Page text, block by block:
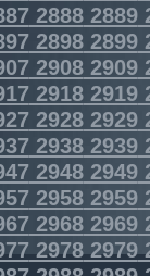
28882889
28982899
29082909
29182919
29282929
29382939
29482949
29582959
29682969
29782979